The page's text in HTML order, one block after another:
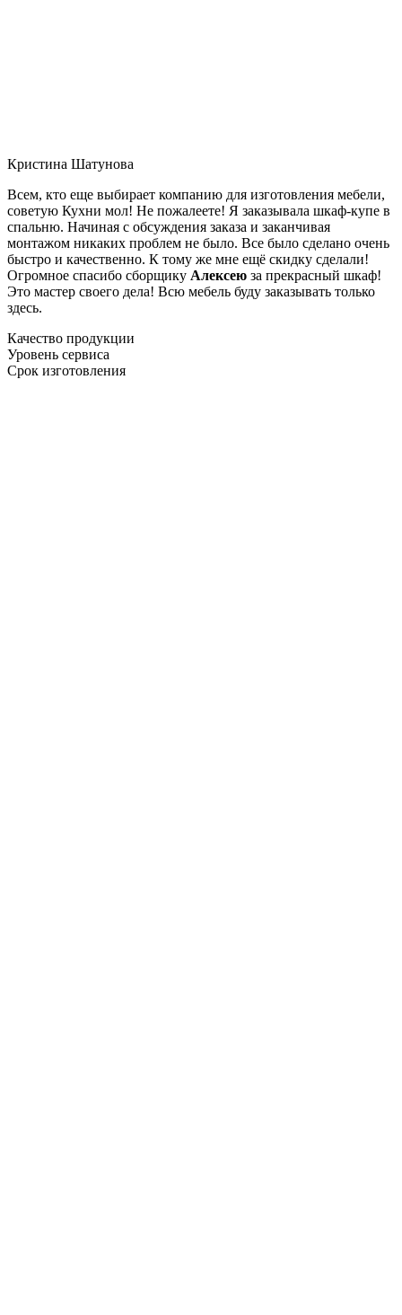
Кристина Шатунова
Всем, кто еще выбирает компанию для изготовления мебели,
советую Кухни мол! Не пожалеете! Я заказывала шкаф-купе в
спальню. Начиная с обсуждения заказа и заканчивая
монтажом никаких проблем не было. Все было сделано очень
быстро и качественно. К тому же мне ещё скидку сделали!
Огромное спасибо сборщику Алексею за прекрасный шкаф!
Это мастер своего дела! Всю мебель буду заказывать только
здесь.
Качество продукции
Уровень сервиса
Срок изготовления